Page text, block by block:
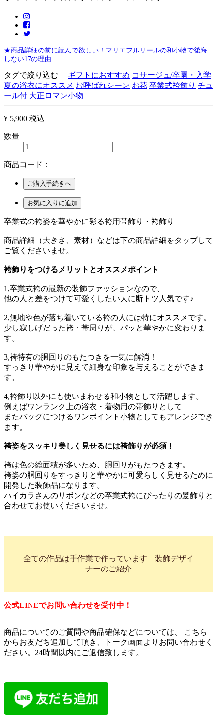
★商品詳細の前に読んで欲しい！マリエフルリールの和小物で後悔
しない17の理由
タグで絞り込む： ギフトにおすすめ コサージュ/卒園・入学
夏の浴衣にオススメ お呼ばれシーン お花 卒業式袴飾り チュ
ール付 大正ロマン小物
¥ 5,900 税込
数量
商品コード：
ご購入手続きへ
お気に入りに追加
卒業式の袴姿を華やかに彩る袴用帯飾り・袴飾り
商品詳細（大きさ、素材）などは下の商品詳細をタップして
ご覧くださいませ。
袴飾りをつけるメリットとオススメポイント
1,卒業式袴の最新の装飾ファッションなので、
他の人と差をつけて可愛くしたい人に断トツ人気です♪
2,無地や色が落ち着いている袴の人には特にオススメです。
少し寂しげだった袴・帯周りが、パッと華やかに変わりま
す。
3,袴特有の胴回りのもたつきを一気に解消！
すっきり華やかに見えて細身な印象を与えることができま
す。
4,袴飾り以外にも使いまわせる和小物として活躍します。
例えばワンランク上の浴衣・着物用の帯飾りとして
またバッグにつけるワンポイント小物としてもアレンジでき
ます。
袴姿をスッキリ美しく見せるには袴飾りが必須！
袴は色の総面積が多いため、胴回りがもたつきます。
袴姿の胴回りをすっきりと華やかに可愛らしく見せるために
開発した装飾品になります。
ハイカラさんのリボンなどの卒業式袴にぴったりの髪飾りと
合わせてお使いくださいませ。
全ての作品は手作業で作っています 装飾デザイ
ナーのご紹介
公式LINEでお問い合わせを受付中！
商品についてのご質問や商品確保などについては、 こちら
からお友だち追加して頂き、トーク画面よりお問い合わせく
ださい。24時間以内にご返信致します。